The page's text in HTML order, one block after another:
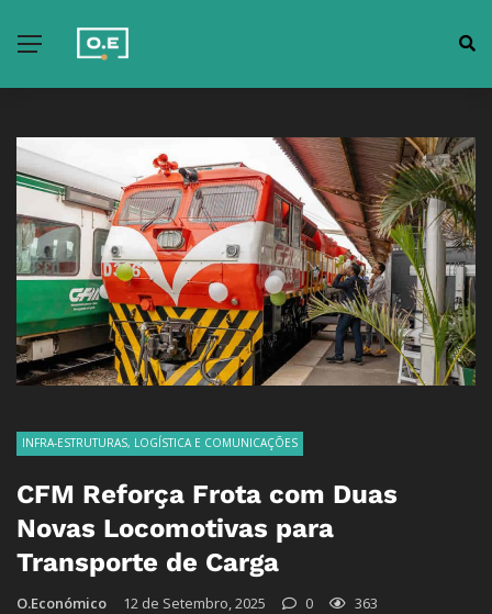
INFRA-ESTRUTURAS, LOGÍSTICA E COMUNICAÇÕES
CFM Reforça Frota com Duas
Novas Locomotivas para
Transporte de Carga
O.Económico 12 de Setembro, 2025 0 363